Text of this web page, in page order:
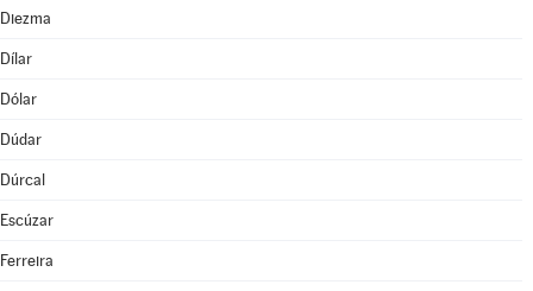
Diezma
Dílar
Dólar
Dúdar
Dúrcal
Escúzar
Ferreira